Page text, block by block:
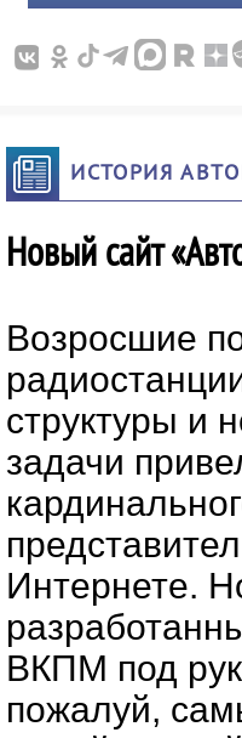
ИСТОРИЯ
Новый сайт
Возросшие
структуры и
задачи
Интернете.
ВКПМ под
пожалуй,